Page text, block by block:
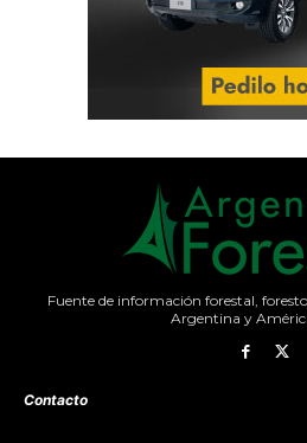
Fuente de información forestal,
Argentina y
Contacto